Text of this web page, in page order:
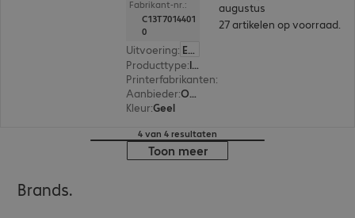
Fabrikant-nr.:
C13T7014401
0
Uitvoering: Europa
Producttype: Ink
Printerfabrikanten:
Aanbieder:
Origineel
Kleur:Geel
augustus
27 artikelen op voorraad.
4 van 4 resultaten
Toon meer
Brands.